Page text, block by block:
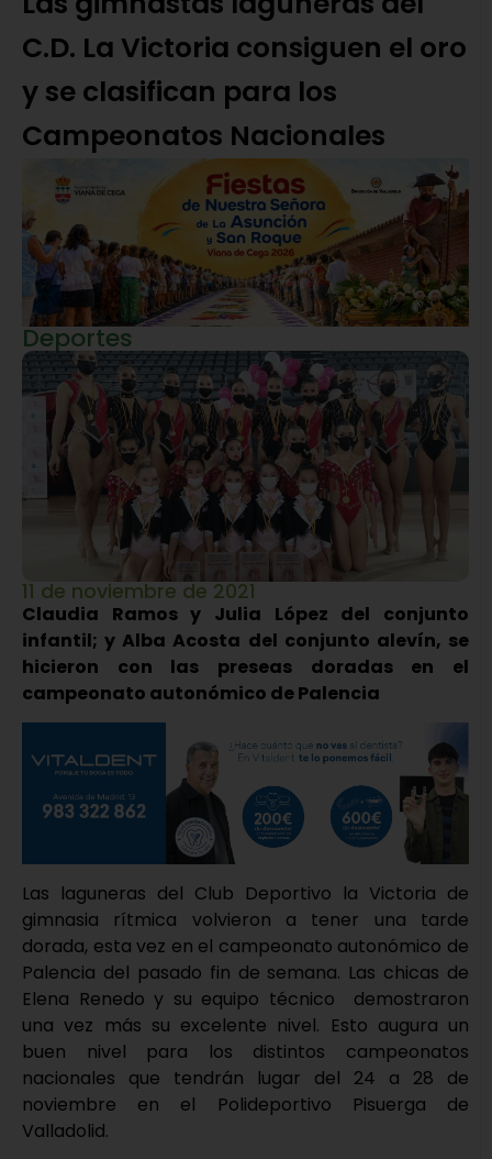
C.D. La Victoria consiguen el oro
y se clasifican para los
Campeonatos Nacionales
Deportes
11 de noviembre de 2021
Claudia Ramos y Julia López del conjunto
infantil; y Alba Acosta del conjunto alevín, se
hicieron con las preseas doradas en el
campeonato autonómico de Palencia
Las laguneras del Club Deportivo la Victoria de
gimnasia rítmica volvieron a tener una tarde
dorada, esta vez en el campeonato autonómico de
Palencia del pasado fin de semana. Las chicas de
Elena Renedo y su equipo técnico demostraron
una vez más su excelente nivel. Esto augura un
buen nivel para los distintos campeonatos
nacionales que tendrán lugar del 24 a 28 de
noviembre en el Polideportivo Pisuerga de
Valladolid.